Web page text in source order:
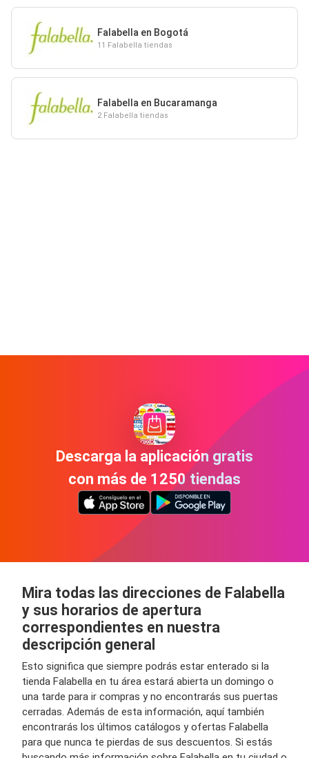
Falabella en Bogotá
11 Falabella tiendas
Falabella en Bucaramanga
2 Falabella tiendas
Descarga la aplicación gratis
con más de 1250 tiendas
Mira todas las direcciones de Falabella
y sus horarios de apertura
correspondientes en nuestra
descripción general
Esto significa que siempre podrás estar enterado si la
tienda Falabella en tu área estará abierta un domingo o
una tarde para ir compras y no encontrarás sus puertas
cerradas. Además de esta información, aquí también
encontrarás los últimos catálogos y ofertas Falabella
para que nunca te pierdas de sus descuentos. Si estás